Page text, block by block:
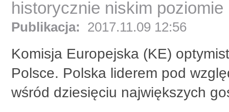
historycznie niskim poziomie
Publikacja: 2017.11.09 12:56
Komisja Europejska (KE)
Polsce. Polska liderem pod
wśród dziesięciu największych